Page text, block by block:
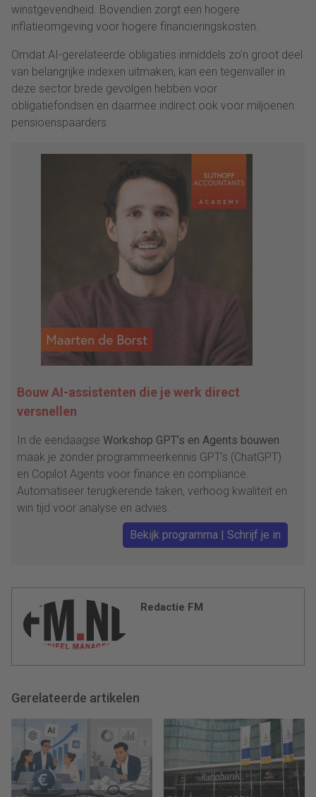
winstgevendheid. Bovendien zorgt een hogere
inflatieomgeving voor hogere financieringskosten.
Omdat AI-gerelateerde obligaties inmiddels zo’n groot deel
van belangrijke indexen uitmaken, kan een tegenvaller in
deze sector brede gevolgen hebben voor
obligatiefondsen en daarmee indirect ook voor miljoenen
pensioenspaarders.
Bouw AI-assistenten die je werk direct
versnellen
In de eendaagse Workshop GPT’s en Agents bouwen
maak je zonder programmeerkennis GPT’s (ChatGPT)
en Copilot Agents voor finance en compliance.
Automatiseer terugkerende taken, verhoog kwaliteit en
win tijd voor analyse en advies.
Bekijk programma | Schrijf je in
Redactie FM
Gerelateerde artikelen